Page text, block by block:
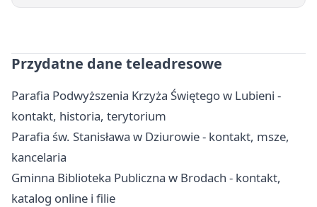
Przydatne dane teleadresowe
Parafia Podwyższenia Krzyża Świętego w Lubieni -
kontakt, historia, terytorium
Parafia św. Stanisława w Dziurowie - kontakt, msze,
kancelaria
Gminna Biblioteka Publiczna w Brodach - kontakt,
katalog online i filie